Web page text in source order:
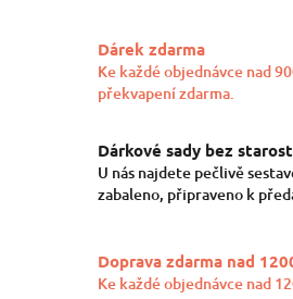
d
í
p
r
v
v
ý
Dárek zdarma
Ke každé objednávce nad
překvapení zdarma.
Dárkové sady bez
U nás najdete pečlivě
zabaleno, připraveno k
Doprava zdarma nad
Ke každé objednávce nad